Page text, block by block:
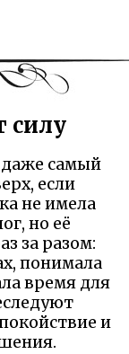
силу
даже самый
если
не имела
но её
за разом:
понимала
время для
и